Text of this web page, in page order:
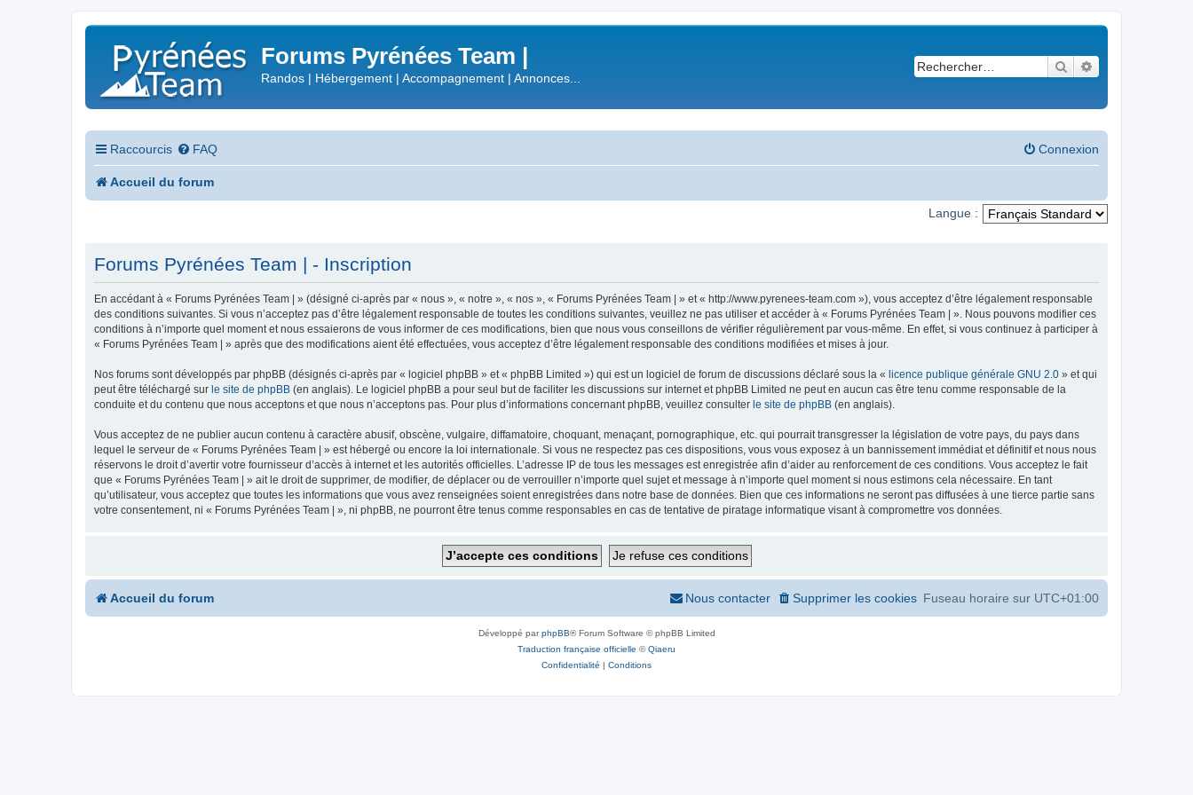
Forums Pyrénées Team |
Randos | Hébergement | Accompagnement | Annonces...
Rechercher
Raccourcis FAQ Connexion
Accueil du forum
Langue :
Forums Pyrénées Team | - Inscription
En accédant à « Forums Pyrénées Team | » (désigné ci-après par « nous », « notre », « nos », « Forums Pyrénées Team | » et « http://www.pyrenees-team.com »), vous acceptez d’être légalement responsable
des conditions suivantes. Si vous n’acceptez pas d’être légalement responsable de toutes les conditions suivantes, veuillez ne pas utiliser et accéder à « Forums Pyrénées Team | ». Nous pouvons modifier ces
conditions à n’importe quel moment et nous essaierons de vous informer de ces modifications, bien que nous vous conseillons de vérifier régulièrement par vous-même. En effet, si vous continuez à participer à
« Forums Pyrénées Team | » après que des modifications aient été effectuées, vous acceptez d’être légalement responsable des conditions modifiées et mises à jour.
Nos forums sont développés par phpBB (désignés ci-après par « logiciel phpBB » et « phpBB Limited ») qui est un logiciel de forum de discussions déclaré sous la « licence publique générale GNU 2.0 » et qui
peut être téléchargé sur le site de phpBB (en anglais). Le logiciel phpBB a pour seul but de faciliter les discussions sur internet et phpBB Limited ne peut en aucun cas être tenu comme responsable de la
conduite et du contenu que nous acceptons et que nous n’acceptons pas. Pour plus d’informations concernant phpBB, veuillez consulter le site de phpBB (en anglais).
Vous acceptez de ne publier aucun contenu à caractère abusif, obscène, vulgaire, diffamatoire, choquant, menaçant, pornographique, etc. qui pourrait transgresser la législation de votre pays, du pays dans
lequel le serveur de « Forums Pyrénées Team | » est hébergé ou encore la loi internationale. Si vous ne respectez pas ces dispositions, vous vous exposez à un bannissement immédiat et définitif et nous nous
réservons le droit d’avertir votre fournisseur d’accès à internet et les autorités officielles. L’adresse IP de tous les messages est enregistrée afin d’aider au renforcement de ces conditions. Vous acceptez le fait
que « Forums Pyrénées Team | » ait le droit de supprimer, de modifier, de déplacer ou de verrouiller n’importe quel sujet et message à n’importe quel moment si nous estimons cela nécessaire. En tant
qu’utilisateur, vous acceptez que toutes les informations que vous avez renseignées soient enregistrées dans notre base de données. Bien que ces informations ne seront pas diffusées à une tierce partie sans
votre consentement, ni « Forums Pyrénées Team | », ni phpBB, ne pourront être tenus comme responsables en cas de tentative de piratage informatique visant à compromettre vos données.
Accueil du forum Fuseau horaire sur UTC+01:00
Supprimer les cookies
Nous contacter
Développé parphpBB® Forum Software © phpBB Limited
Traduction française officielle ©Qiaeru
Confidentialité | Conditions